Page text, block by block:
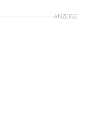
ANZEIGE